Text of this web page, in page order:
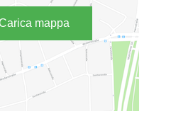
mappa